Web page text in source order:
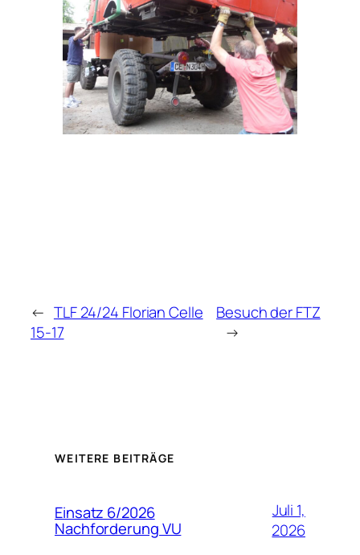
← TLF 24/24 Florian Celle
15-17
Besuch der FTZ
→
WEITERE BEITRÄGE
Einsatz 6/2026
Nachforderung VU
Juli 1,
2026